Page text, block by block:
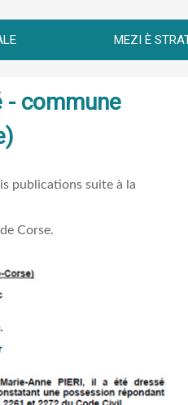
MEZI È
commune
publications suite à la
Corse.